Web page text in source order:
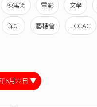
棟篤笑 電影 文學
深圳 藝穗會 JCCAC
6月22日 ▼